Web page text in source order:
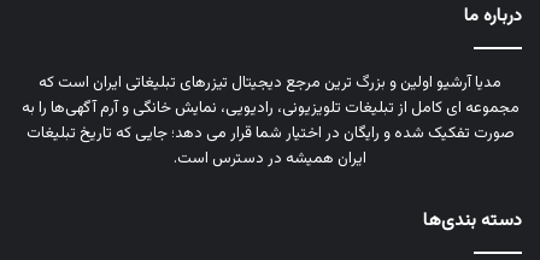
درباره ما
مدیا آرشیو اولین و بزرگ‌ ترین مرجع دیجیتال تیزرهای تبلیغاتی ایران است که
مجموعه‌ ای کامل از تبلیغات تلویزیونی، رادیویی، نمایش خانگی و آرم‌ آگهی‌ها را به‌
صورت تفکیک‌ شده و رایگان در اختیار شما قرار می‌ دهد؛ جایی که تاریخ تبلیغات
ایران همیشه در دسترس است.
دسته بندی‌ها